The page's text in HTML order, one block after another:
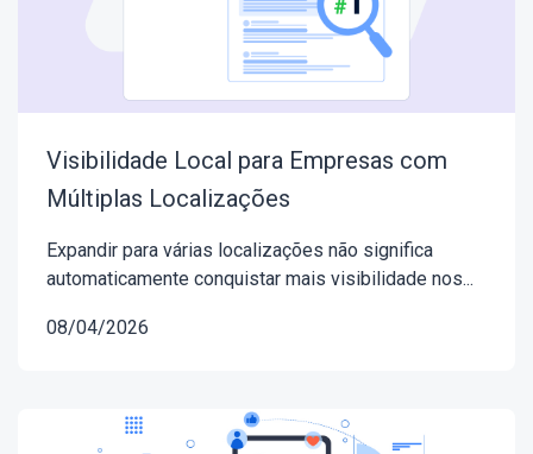
Visibilidade Local para Empresas com
Múltiplas Localizações
Expandir para várias localizações não significa
automaticamente conquistar mais visibilidade nos...
08/04/2026